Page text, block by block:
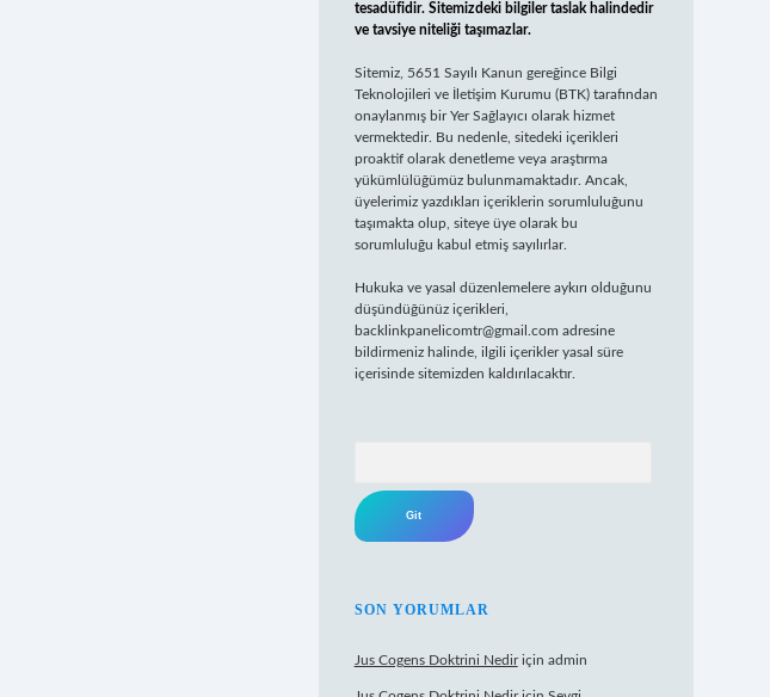
tesadüfidir. Sitemizdeki bilgiler taslak halindedir
ve tavsiye niteliği taşımazlar.
Sitemiz, 5651 Sayılı Kanun gereğince Bilgi
Teknolojileri ve İletişim Kurumu (BTK) tarafından
onaylanmış bir Yer Sağlayıcı olarak hizmet
vermektedir. Bu nedenle, sitedeki içerikleri
proaktif olarak denetleme veya araştırma
yükümlülüğümüz bulunmamaktadır. Ancak,
üyelerimiz yazdıkları içeriklerin sorumluluğunu
taşımakta olup, siteye üye olarak bu
sorumluluğu kabul etmiş sayılırlar.
Hukuka ve yasal düzenlemelere aykırı olduğunu
düşündüğünüz içerikleri,
backlinkpanelicomtr@gmail.com adresine
bildirmeniz halinde, ilgili içerikler yasal süre
içerisinde sitemizden kaldırılacaktır.
SON YORUMLAR
Jus Cogens Doktrini Nediriçin admin